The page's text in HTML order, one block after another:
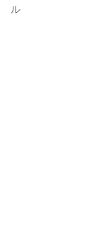
ル